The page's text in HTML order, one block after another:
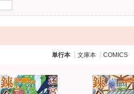
単行本 文庫本 COMICS